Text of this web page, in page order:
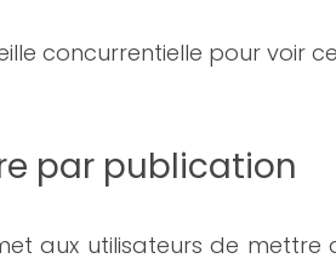
concurrentielle pour voir
par publication
aux utilisateurs de mettre